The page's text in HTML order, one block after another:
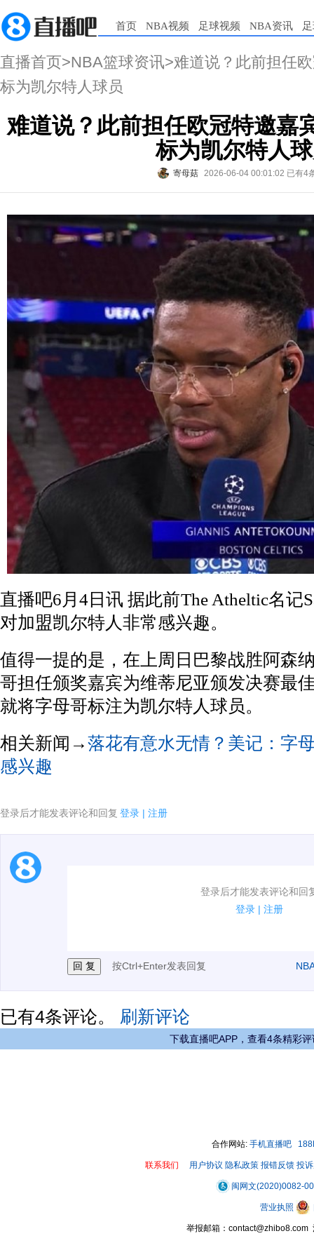
首页 NBA视频 足球视频 NBA资讯
直播首页>NBA篮球资讯>难道说？此前担任
标为凯尔特人球员
难道说？此前担任欧冠特邀嘉
标为凯尔特人
寄母菇 2026-06-04 00:01:02 已有4
直播吧6月4日讯 据此前The Atheltic名记
对加盟凯尔特人非常感兴趣。
值得一提的是，在上周日巴黎战胜阿森
哥担任颁奖嘉宾为维蒂尼亚颁发决赛最
就将字母哥标注为凯尔特人球员。
相关新闻→落花有意水无情？美记：字
感兴趣
登录后才能发表评论和回复 登录 | 注册
登录后才能发表评论和回
登录 | 注册
1.电脑端新用户可以发表评论了！
按Ctrl+Enter发表回复
已有4条评论。 刷新评论
下载直播吧APP，查看4条精彩评
合作网站: 手机直播吧
联系我们 用户协议 隐私政策 报错反馈 投
闽网文(2020)0082-
营业执照
举报邮箱：